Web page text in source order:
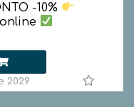
-10%
2029